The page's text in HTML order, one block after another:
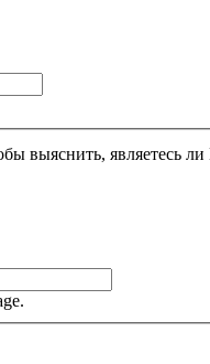
или представляете из себя робота